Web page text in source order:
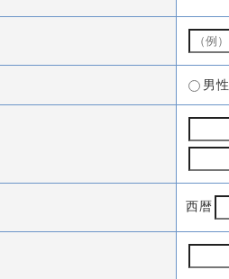
男性
西暦